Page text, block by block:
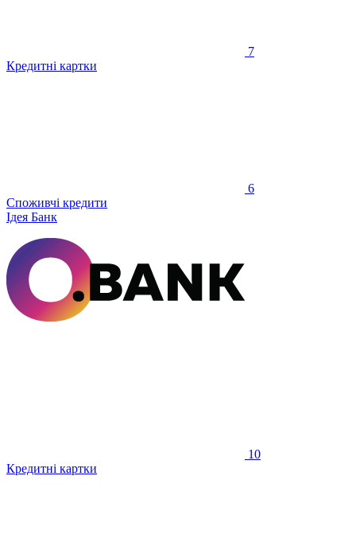
7
Кредитні картки
6
Споживчі кредити
Ідея Банк
10
Кредитні картки